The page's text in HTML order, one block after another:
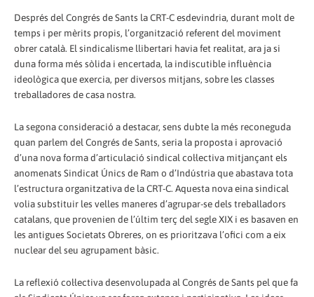
Després del Congrés de Sants la CRT-C esdevindria, durant molt de
temps i per mèrits propis, l’organització referent del moviment
obrer català. El sindicalisme llibertari havia fet realitat, ara ja si
duna forma més sòlida i encertada, la indiscutible influència
ideològica que exercia, per diversos mitjans, sobre les classes
treballadores de casa nostra.
La segona consideració a destacar, sens dubte la més reconeguda
quan parlem del Congrés de Sants, seria la proposta i aprovació
d’una nova forma d’articulació sindical col·lectiva mitjançant els
anomenats Sindicat Únics de Ram o d’Indústria que abastava tota
l’estructura organitzativa de la CRT-C. Aquesta nova eina sindical
volia substituir les velles maneres d’agrupar-se dels treballadors
catalans, que provenien de l’últim terç del segle XIX i es basaven en
les antigues Societats Obreres, on es prioritzava l’ofici com a eix
nuclear del seu agrupament bàsic.
La reflexió col·lectiva desenvolupada al Congrés de Sants pel que fa